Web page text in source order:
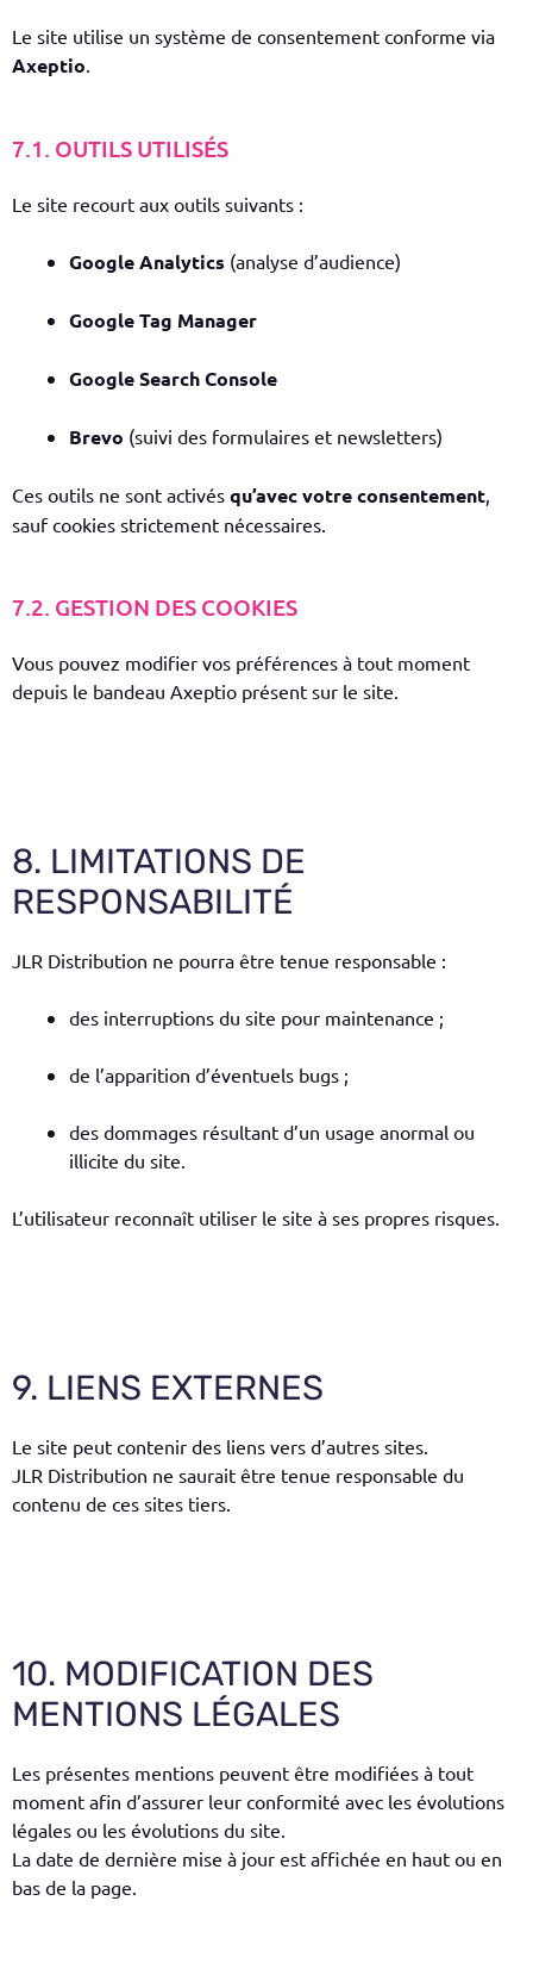
Le site utilise un système de consentement conforme via
Axeptio.
7.1. OUTILS UTILISÉS
Le site recourt aux outils suivants :
Google Analytics (analyse d’audience)
Google Tag Manager
Google Search Console
Brevo (suivi des formulaires et newsletters)
Ces outils ne sont activés qu’avec votre consentement,
sauf cookies strictement nécessaires.
7.2. GESTION DES COOKIES
Vous pouvez modifier vos préférences à tout moment
depuis le bandeau Axeptio présent sur le site.
8. LIMITATIONS DE
RESPONSABILITÉ
JLR Distribution ne pourra être tenue responsable :
des interruptions du site pour maintenance ;
de l’apparition d’éventuels bugs ;
des dommages résultant d’un usage anormal ou
illicite du site.
L’utilisateur reconnaît utiliser le site à ses propres risques.
9. LIENS EXTERNES
Le site peut contenir des liens vers d’autres sites.
JLR Distribution ne saurait être tenue responsable du
contenu de ces sites tiers.
10. MODIFICATION DES
MENTIONS LÉGALES
Les présentes mentions peuvent être modifiées à tout
moment afin d’assurer leur conformité avec les évolutions
légales ou les évolutions du site.
La date de dernière mise à jour est affichée en haut ou en
bas de la page.